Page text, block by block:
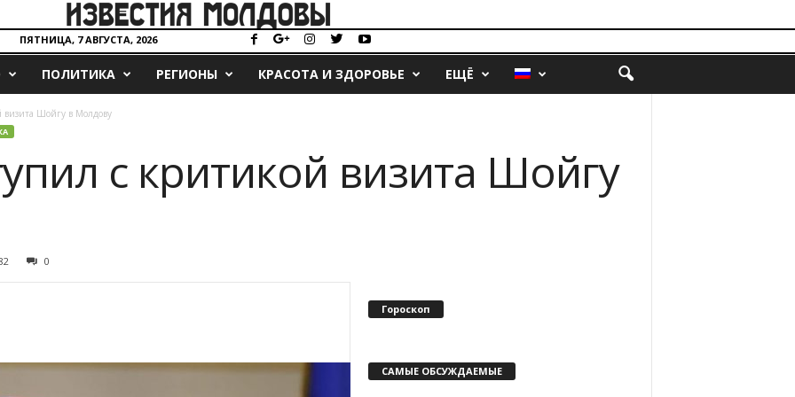
ПЯТНИЦА, 7 АВГУСТА, 2026
ПОЛИТИКА РЕГИОНЫ КРАСОТА И ЗДОРОВЬЕ ЕЩЁ
Шойгу в Молдову
с критикой визита Шойгу
0
Гороскоп
САМЫЕ ОБСУЖДАЕМЫЕ